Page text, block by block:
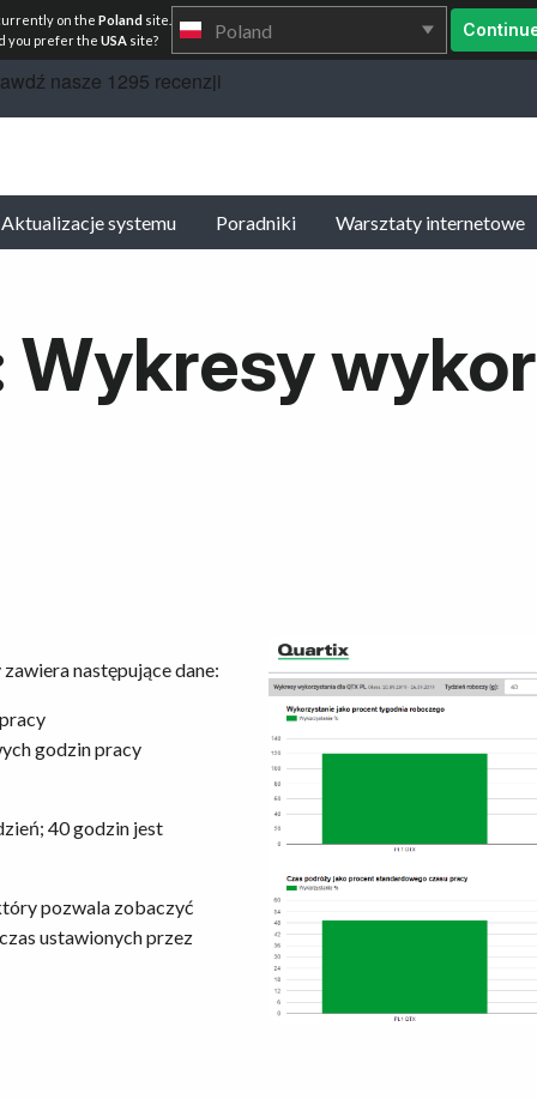
on the Poland site.
you prefer the USAsite? Poland
Aktualizacje systemu Poradniki Warsztaty internetowe
Wykresy
następujące dane:
godzin pracy
40 godzin jest
pozwala zobaczyć
ustawionych przez